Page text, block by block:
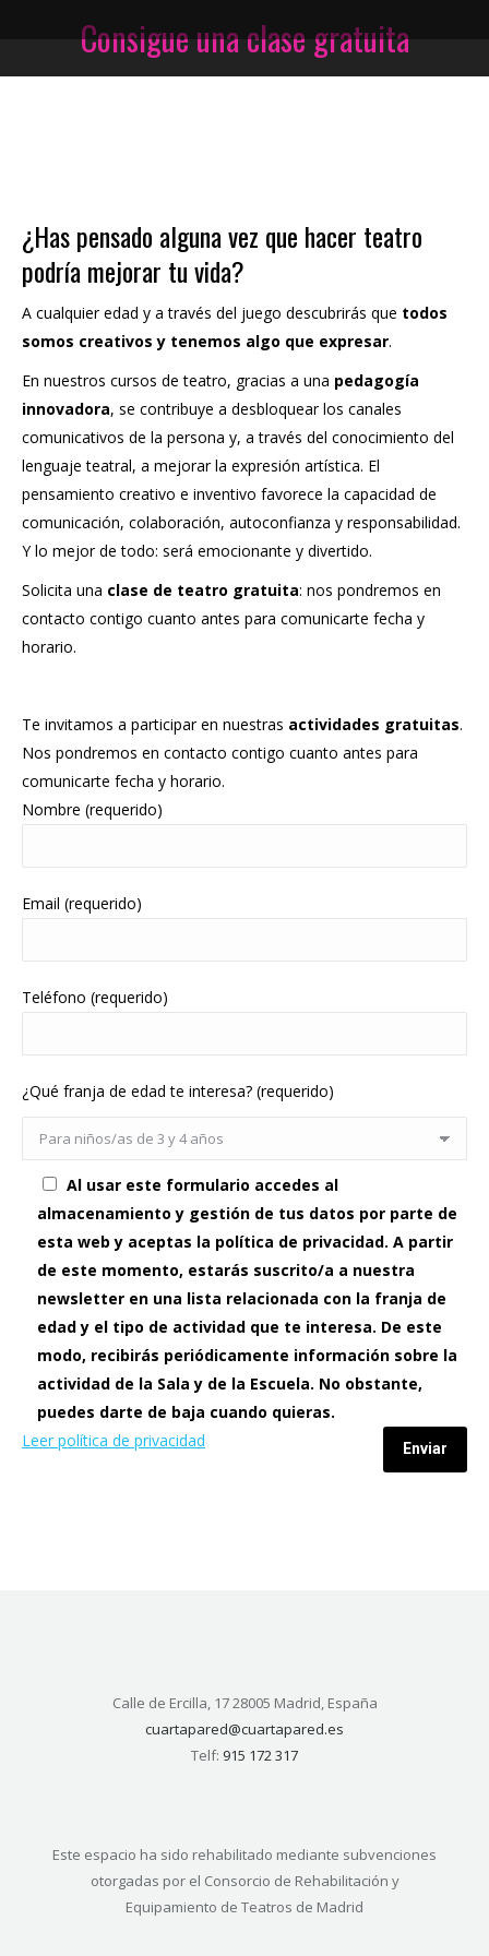
Consigue una clase gratuita
Estás aquí:
¿Has pensado alguna vez que hacer teatro
podría mejorar tu vida?
A cualquier edad y a través del juego descubrirás que todos
somos creativos y tenemos algo que expresar.
En nuestros cursos de teatro, gracias a una pedagogía
innovadora, se contribuye a desbloquear los canales
comunicativos de la persona y, a través del conocimiento del
lenguaje teatral, a mejorar la expresión artística. El
pensamiento creativo e inventivo favorece la capacidad de
comunicación, colaboración, autoconfianza y responsabilidad.
Y lo mejor de todo: será emocionante y divertido.
Solicita una clase de teatro gratuita: nos pondremos en
contacto contigo cuanto antes para comunicarte fecha y
horario.
Te invitamos a participar en nuestras actividades gratuitas.
Nos pondremos en contacto contigo cuanto antes para
comunicarte fecha y horario.
Nombre (requerido)
Email (requerido)
Teléfono (requerido)
¿Qué franja de edad te interesa? (requerido)
Al usar este formulario accedes al
almacenamiento y gestión de tus datos por parte de
esta web y aceptas la política de privacidad. A partir
de este momento, estarás suscrito/a a nuestra
newsletter en una lista relacionada con la franja de
edad y el tipo de actividad que te interesa. De este
modo, recibirás periódicamente información sobre la
actividad de la Sala y de la Escuela. No obstante,
puedes darte de baja cuando quieras.
Leer política de privacidad
Enviar
Calle de Ercilla, 17 28005 Madrid, España
cuartapared@cuartapared.es
Telf: 915 172 317
Este espacio ha sido rehabilitado mediante subvenciones
otorgadas por el Consorcio de Rehabilitación y
Equipamiento de Teatros de Madrid